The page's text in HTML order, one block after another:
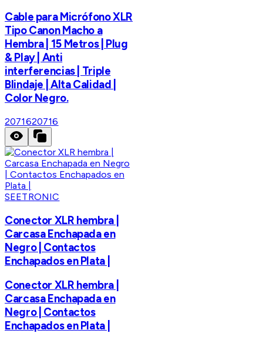
Cable para Micrófono XLR
Tipo Canon Macho a
Hembra | 15 Metros | Plug
& Play | Anti
interferencias | Triple
Blindaje | Alta Calidad |
Color Negro.
2071620716
SEETRONIC
Conector XLR hembra |
Carcasa Enchapada en
Negro | Contactos
Enchapados en Plata |
Conector XLR hembra |
Carcasa Enchapada en
Negro | Contactos
Enchapados en Plata |